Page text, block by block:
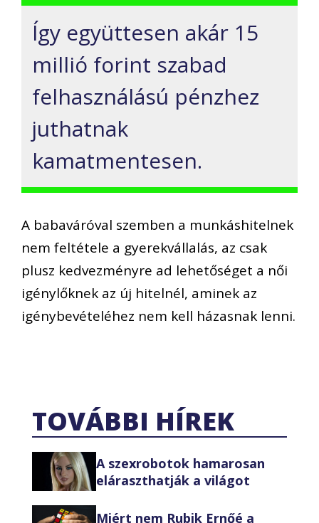
Így együttesen akár 15
millió forint szabad
felhasználású pénzhez
juthatnak
kamatmentesen.
A babaváróval szemben a munkáshitelnek
nem feltétele a gyerekvállalás, az csak
plusz kedvezményre ad lehetőséget a női
igénylőknek az új hitelnél, aminek az
igénybevételéhez nem kell házasnak lenni.
TOVÁBBI HÍREK
A szexrobotok hamarosan
eláraszthatják a világot
Miért nem Rubik Ernőé a